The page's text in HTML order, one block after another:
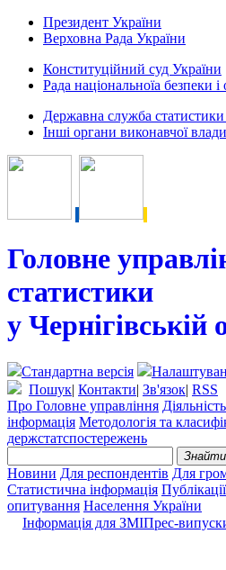
Президент України
Верховна Рада України
Конституційний суд України
Рада національноїа безпеки
Державна служба
Інші органи виконавчої влади
Головне
статистики
у Чернігівській
Стандартна версія
Пошук| Контакти| Зв'язок| RSS
Про Головне управління Діяльність
інформація Методологія та
держстатспостережень
Знайти
Новини Для респондентів Для
Статистична інформація Публікації
опитування Населення України
Інформація для ЗМІПрес-